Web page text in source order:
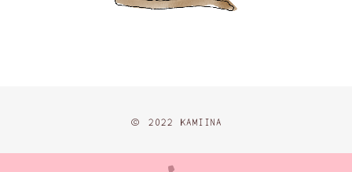
© 2022 KAMIINA